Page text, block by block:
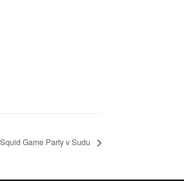
Squid Game Party v Sudu